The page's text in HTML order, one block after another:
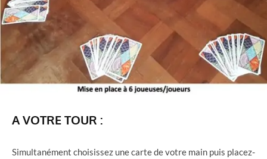
A VOTRE TOUR :
Simultanément choisissez une carte de votre main puis placez-